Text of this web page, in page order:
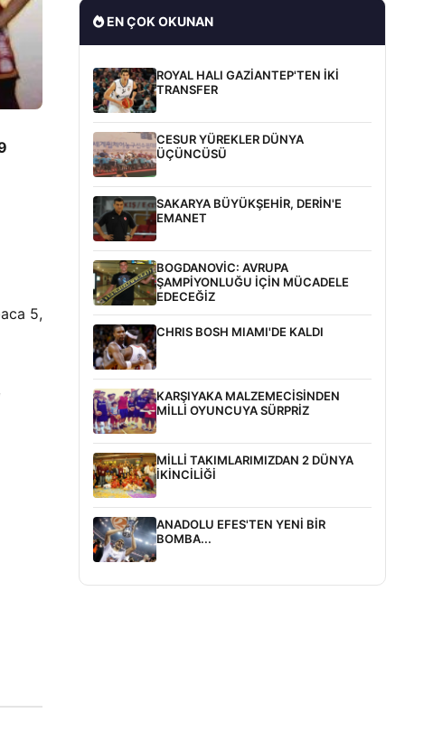
5,
EN ÇOK OKUNAN
ROYAL HALI GAZİANTEP'TEN İKİ
TRANSFER
CESUR YÜREKLER DÜNYA
ÜÇÜNCÜSÜ
SAKARYA BÜYÜKŞEHİR, DERİN'E
EMANET
BOGDANOVİC: AVRUPA
ŞAMPİYONLUĞU İÇİN MÜCADELE
EDECEĞİZ
CHRIS BOSH MIAMI'DE KALDI
KARŞIYAKA MALZEMECİSİNDEN
MİLLİ OYUNCUYA SÜRPRİZ
MİLLİ TAKIMLARIMIZDAN 2 DÜNYA
İKİNCİLİĞİ
ANADOLU EFES'TEN YENİ BİR
BOMBA...